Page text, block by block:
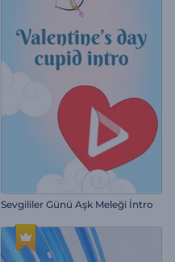
Sevgililer Günü Aşk Meleği İntro